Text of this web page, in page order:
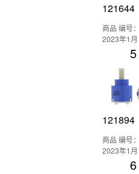
121644
商品 编号
2023年1月
5
121894
商品 编号
2023年1月
6